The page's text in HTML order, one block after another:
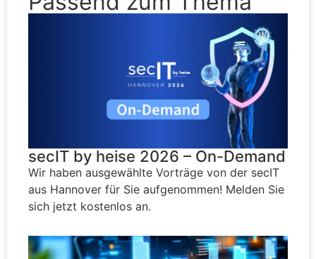
secIT by heise 2026 – On-Demand
Wir haben ausgewählte Vorträge von der secIT
aus Hannover für Sie aufgenommen! Melden Sie
sich jetzt kostenlos an.